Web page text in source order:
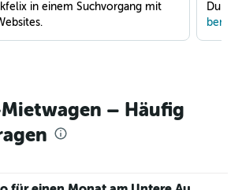
in einem Suchvorgang mit
Du
– Häufig